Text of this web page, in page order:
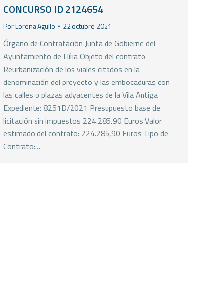
CONCURSO ID 2124654
PorLorena Agullo 22 octubre 2021
Órgano de Contratación Junta de Gobierno del
Ayuntamiento de Llíria Objeto del contrato
Reurbanización de los viales citados en la
denominación del proyecto y las embocaduras con
las calles o plazas adyacentes de la Vila Antiga
Expediente: 8251D/2021 Presupuesto base de
licitación sin impuestos 224.285,90 Euros Valor
estimado del contrato: 224.285,90 Euros Tipo de
Contrato:…